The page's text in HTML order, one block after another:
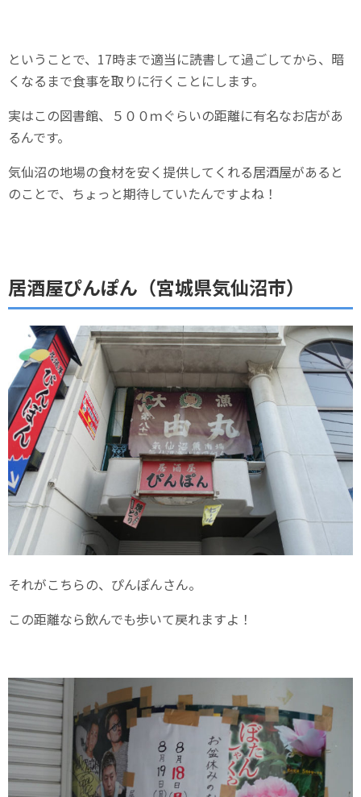
ということで、17時まで適当に読書して過ごしてから、暗
くなるまで食事を取りに行くことにします。
実はこの図書館、５００ｍぐらいの距離に有名なお店があ
るんです。
気仙沼の地場の食材を安く提供してくれる居酒屋があると
のことで、ちょっと期待していたんですよね！
居酒屋ぴんぽん（宮城県気仙沼市）
それがこちらの、ぴんぽんさん。
この距離なら飲んでも歩いて戻れますよ！